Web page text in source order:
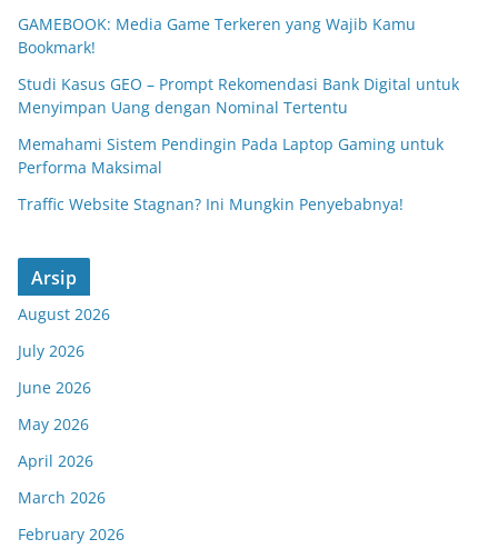
GAMEBOOK: Media Game Terkeren yang Wajib Kamu
Bookmark!
Studi Kasus GEO – Prompt Rekomendasi Bank Digital untuk
Menyimpan Uang dengan Nominal Tertentu
Memahami Sistem Pendingin Pada Laptop Gaming untuk
Performa Maksimal
Traffic Website Stagnan? Ini Mungkin Penyebabnya!
Arsip
August 2026
July 2026
June 2026
May 2026
April 2026
March 2026
February 2026